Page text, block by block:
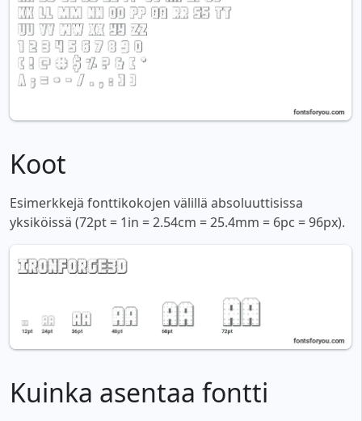
Koot
Esimerkkejä fonttikokojen välillä absoluuttisissa
yksiköissä (72pt = 1in = 2.54cm = 25.4mm = 6pc = 96px).
Kuinka asentaa fontti